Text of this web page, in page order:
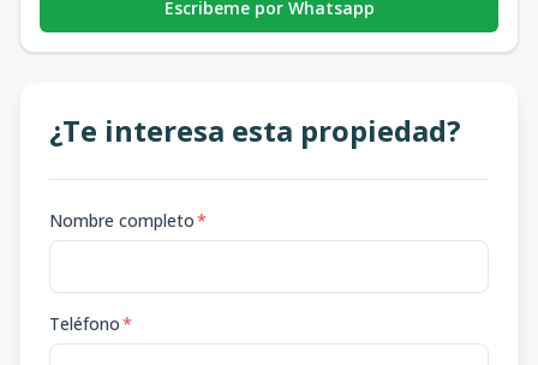
Escribeme por Whatsapp
¿Te interesa esta propiedad?
Nombre completo*
Teléfono*